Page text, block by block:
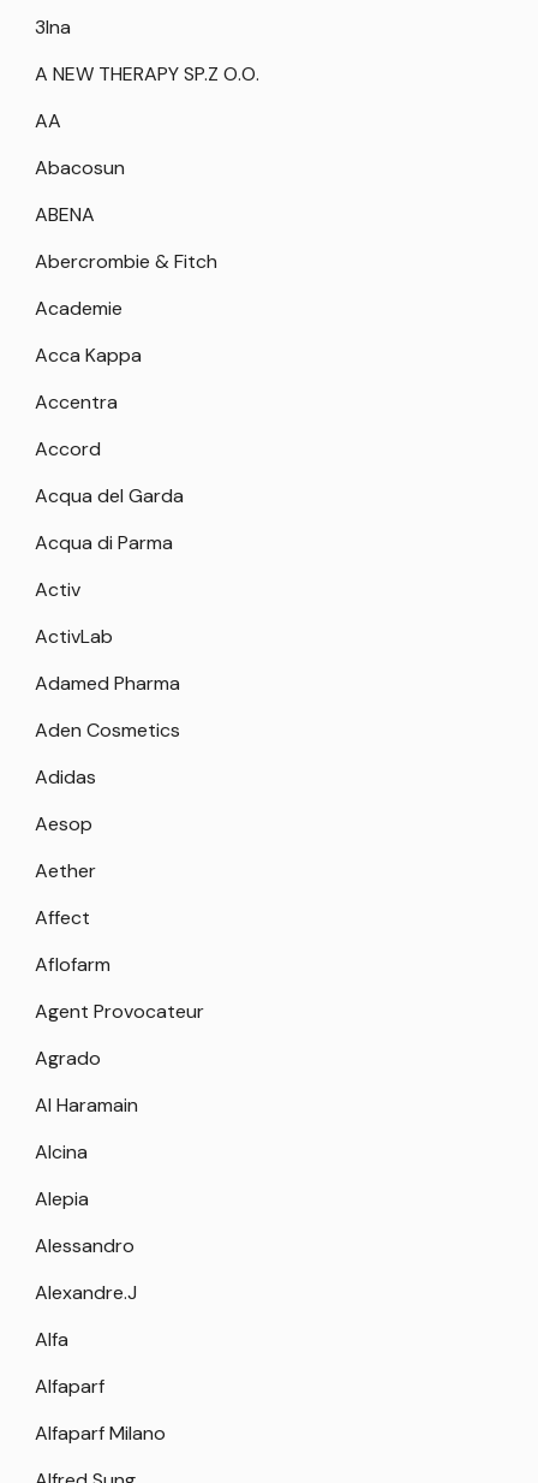
3Ina
A NEW THERAPY SP.Z O.O.
AA
Abacosun
ABENA
Abercrombie & Fitch
Academie
Acca Kappa
Accentra
Accord
Acqua del Garda
Acqua di Parma
Activ
ActivLab
Adamed Pharma
Aden Cosmetics
Adidas
Aesop
Aether
Affect
Aflofarm
Agent Provocateur
Agrado
Al Haramain
Alcina
Alepia
Alessandro
Alexandre.J
Alfa
Alfaparf
Alfaparf Milano